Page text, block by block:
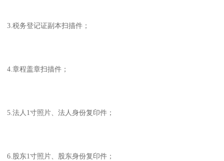
3.税务登记证副本扫描件；
4.章程盖章扫描件；
5.法人1寸照片、法人身份复印件；
6.股东1寸照片、股东身份复印件；